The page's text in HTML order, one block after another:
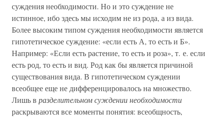
суждения необходимости. Но и это суждение не
истинное, ибо здесь мы исходим не из рода, а из вида.
Более высоким типом суждения необходимости является
гипотетическое суждение: «если есть А, то есть и Б».
Например: «Если есть растение, то есть и роза», т. е. если
есть род, то есть и вид. Род как бы является причиной
существования вида. В гипотетическом суждении
всеобщее еще не дифференцировалось на множество.
Лишь в разделительном суждении необходимости
раскрываются все моменты понятия: всеобщность,